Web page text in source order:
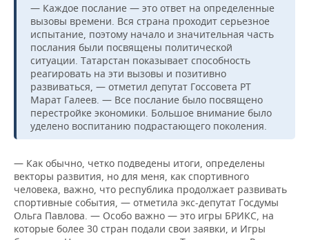
— Каждое послание — это ответ на определенные
вызовы времени. Вся страна проходит серьезное
испытание, поэтому начало и значительная часть
послания были посвящены политической
ситуации. Татарстан показывает способность
реагировать на эти вызовы и позитивно
развиваться, — отметил депутат Госсовета РТ
Марат Галеев. — Все послание было посвящено
перестройке экономики. Большое внимание было
уделено воспитанию подрастающего поколения.
— Как обычно, четко подведены итоги, определены
векторы развития, но для меня, как спортивного
человека, важно, что республика продолжает развивать
спортивные события, — отметила экс-депутат Госдумы
Ольга Павлова. — Особо важно — это игры БРИКС, на
которые более 30 стран подали свои заявки, и Игры